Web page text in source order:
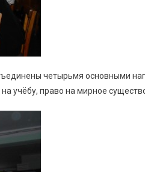
четырьмя основными
учёбу, право на мирное